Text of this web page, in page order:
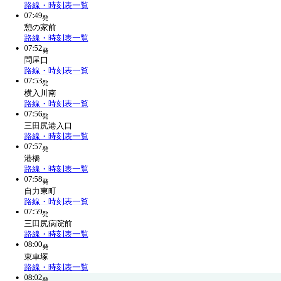
路線・時刻表一覧
07:49発
憩の家前
路線・時刻表一覧
07:52発
問屋口
路線・時刻表一覧
07:53発
横入川南
路線・時刻表一覧
07:56発
三田尻港入口
路線・時刻表一覧
07:57発
港橋
路線・時刻表一覧
07:58発
自力東町
路線・時刻表一覧
07:59発
三田尻病院前
路線・時刻表一覧
08:00発
東車塚
路線・時刻表一覧
08:02